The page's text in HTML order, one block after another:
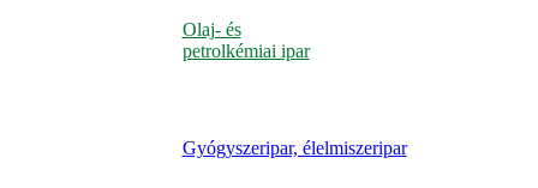
Olaj- és
petrolkémiai ipar
Gyógyszeripar, élelmiszeripar